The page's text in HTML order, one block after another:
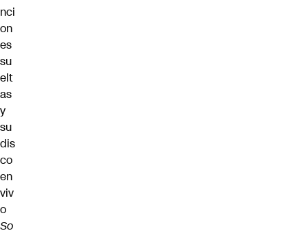
nci
on
es
su
elt
as
y
su
dis
co
en
viv
o
So